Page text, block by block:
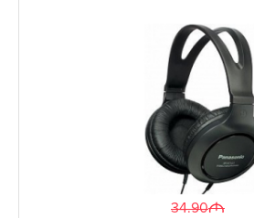
34.90M